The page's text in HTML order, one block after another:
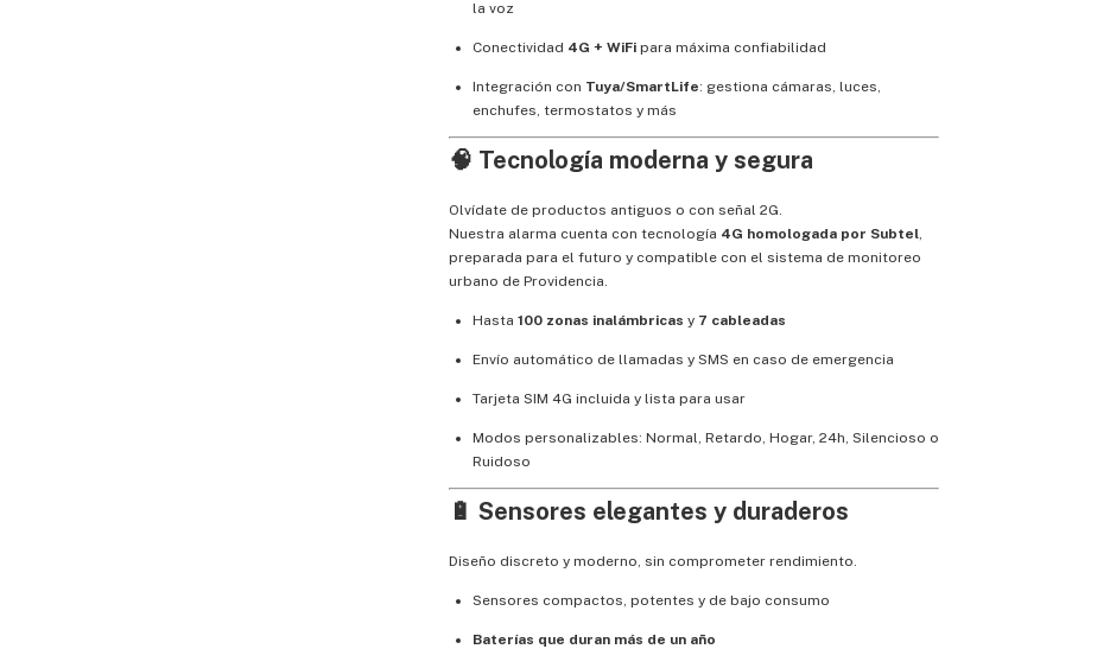
la voz
Conectividad 4G + WiFi para máxima confiabilidad
Integración con Tuya/SmartLife: gestiona cámaras, luces,
enchufes, termostatos y más
🧠 Tecnología moderna y segura
Olvídate de productos antiguos o con señal 2G.
Nuestra alarma cuenta con tecnología 4G homologada por Subtel,
preparada para el futuro y compatible con el sistema de monitoreo
urbano de Providencia.
Hasta 100 zonas inalámbricas y 7 cableadas
Envío automático de llamadas y SMS en caso de emergencia
Tarjeta SIM 4G incluida y lista para usar
Modos personalizables: Normal, Retardo, Hogar, 24h, Silencioso o
Ruidoso
🔋 Sensores elegantes y duraderos
Diseño discreto y moderno, sin comprometer rendimiento.
Sensores compactos, potentes y de bajo consumo
Baterías que duran más de un año